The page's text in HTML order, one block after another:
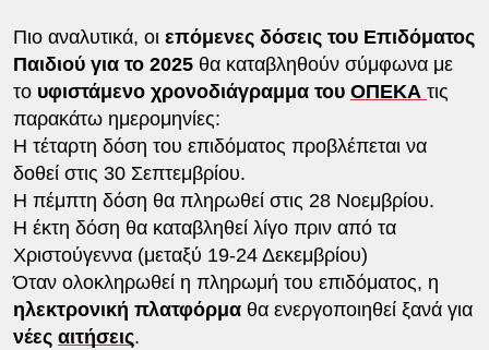
Πιο αναλυτικά, οι επόμενες δόσεις του Επιδόματος
Παιδιού για το 2025θα καταβληθούν σύμφωνα με
το υφιστάμενο χρονοδιάγραμμα του ΟΠΕΚΑ τις
παρακάτω ημερομηνίες:
Η τέταρτη δόση του επιδόματος προβλέπεται να
δοθεί στις 30 Σεπτεμβρίου.
Η πέμπτη δόση θα πληρωθεί στις 28 Νοεμβρίου.
Η έκτη δόση θα καταβληθεί λίγο πριν από τα
Χριστούγεννα (μεταξύ 19-24 Δεκεμβρίου)
Όταν ολοκληρωθεί η πληρωμή του επιδόματος, η
ηλεκτρονική πλατφόρμαθα ενεργοποιηθεί ξανά για
νέες αιτήσεις.